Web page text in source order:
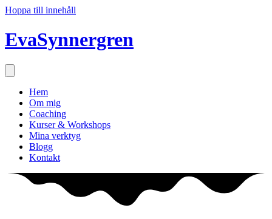
Hoppa till innehåll
EvaSynnergren
Hem
Om mig
Coaching
Kurser & Workshops
Mina verktyg
Blogg
Kontakt